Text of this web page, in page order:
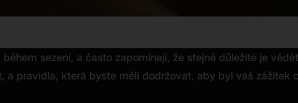
sezení, a často zapomínají, že stejně důležité je
a pravidla, která byste měli dodržovat, aby byl váš zážitek